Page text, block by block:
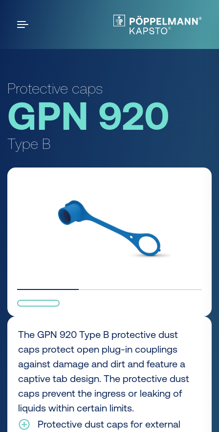
Protective caps
GPN 920
Type B
The GPN 920 Type B protective dust
caps protect open plug-in couplings
against damage and dirt and feature a
captive tab design. The protective dust
caps prevent the ingress or leaking of
liquids within certain limits.
Protective dust caps for external